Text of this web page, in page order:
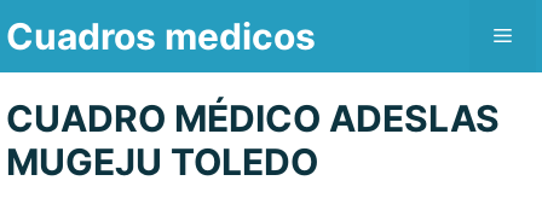
Saltar
contenido
Cuadros medicos
CUADRO MÉDICO ADESLAS
MUGEJU TOLEDO